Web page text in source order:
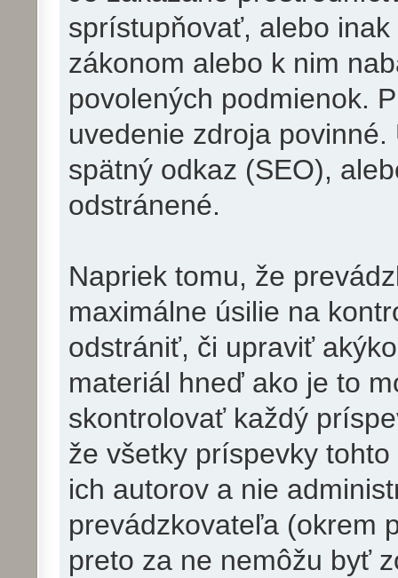
sprístupňovať, alebo
zákonom alebo k nim
povolených podmienok.
uvedenie zdroja
spätný odkaz (SEO),
odstránené.
Napriek tomu, že
maximálne úsilie na
odstrániť, či upraviť
materiál hneď ako je to
skontrolovať každý
že všetky príspevky
ich autorov a nie
prevádzkovateľa (okrem
preto za ne nemôžu byť